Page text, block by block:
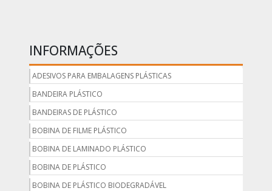
INFORMAÇÕES
ADESIVOS PARA EMBALAGENS PLÁSTICAS
BANDEIRA PLÁSTICO
BANDEIRAS DE PLÁSTICO
BOBINA DE FILME PLÁSTICO
BOBINA DE LAMINADO PLÁSTICO
BOBINA DE PLÁSTICO
BOBINA DE PLÁSTICO BIODEGRADÁVEL